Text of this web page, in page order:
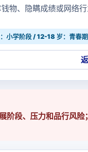
物、隐瞒成绩或网络
小学阶段 / 12-18 岁：青春期
阶段、压力和品行风